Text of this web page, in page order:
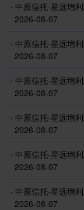
· 中原信托-星远增
2026-08-07
· 中原信托-星远增
2026-08-07
· 中原信托-星远增
2026-08-07
· 中原信托-星远增
2026-08-07
· 中原信托-星远增
2026-08-07
· 中原信托-星远增
2026-08-07